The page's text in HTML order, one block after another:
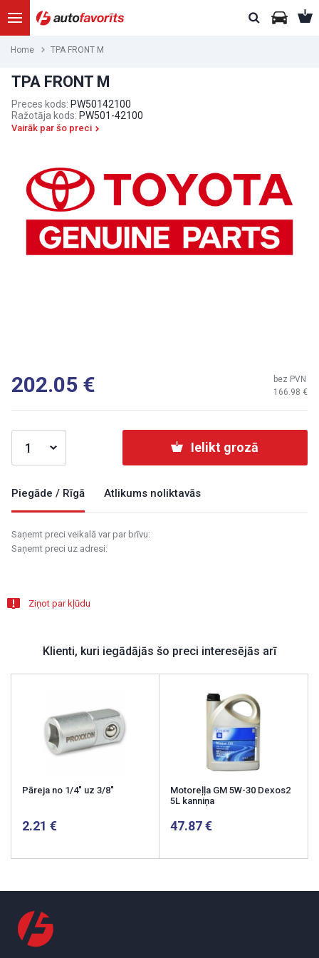
Home TPA FRONT M
TPA FRONT M
Preces kods: PW50142100
Ražotāja kods: PW501-42100
Vairāk par šo preci
202.05 166.98
bez PVN
Ielikt grozā
Piegāde / Rīgā Atlikums noliktavās
Saņemt preci veikalā var par brīvu:
Saņemt preci uz adresi:
Ziņot par kļūdu
Klienti, kuri iegādājās šo preci interesējās arī
Pāreja no 1/4" uz 3/8"
2.21
Motoreļļa GM 5W-30 Dexos2
5L kanniņa
47.87